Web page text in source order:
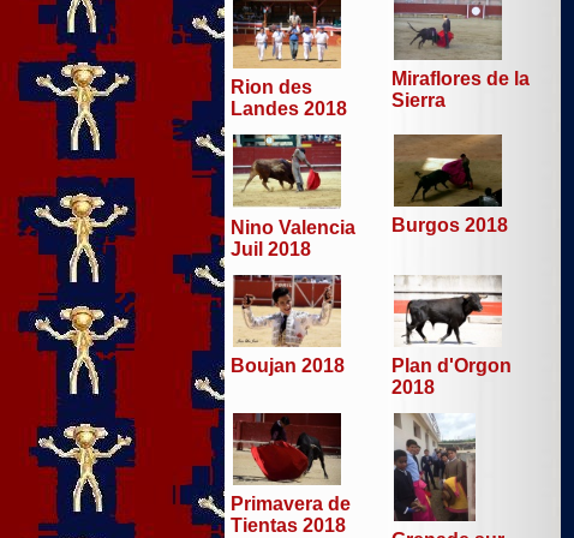
Rion des
Landes 2018
Miraflores de la
Sierra
Nino Valencia
Juil 2018
Burgos 2018
Boujan 2018
Plan d'Orgon
2018
Primavera de
Tientas 2018